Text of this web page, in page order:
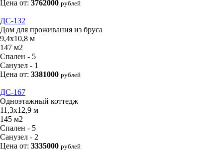
Цена от: 3762000 рублей
ДС-132
Дом для проживания из бруса
9,4х10,8 м
147 м2
Спален - 5
Санузел - 1
Цена от: 3381000 рублей
ДС-167
Одноэтажный коттедж
11,3х12,9 м
145 м2
Спален - 5
Санузел - 2
Цена от: 3335000 рублей